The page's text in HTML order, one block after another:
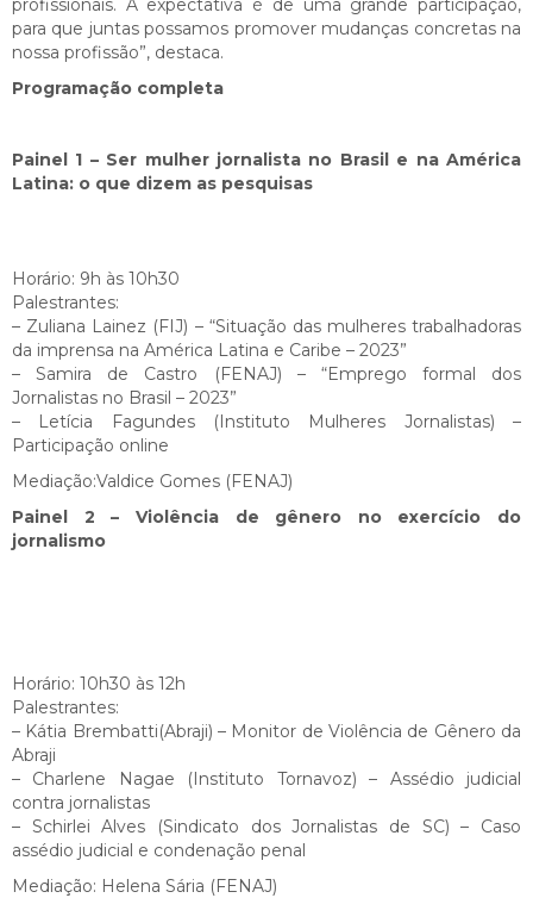
profissionais. A expectativa é de uma grande participação,
para que juntas possamos promover mudanças concretas na
nossa profissão”, destaca.
Programação completa
Painel 1 – Ser mulher jornalista no Brasil e na América
Latina: o que dizem as pesquisas
Horário: 9h às 10h30
Palestrantes:
– Zuliana Lainez (FIJ) – “Situação das mulheres trabalhadoras
da imprensa na América Latina e Caribe – 2023”
– Samira de Castro (FENAJ) – “Emprego formal dos
Jornalistas no Brasil – 2023”
– Letícia Fagundes (Instituto Mulheres Jornalistas) –
Participação online
Mediação:Valdice Gomes (FENAJ)
Painel 2 – Violência de gênero no exercício do
jornalismo
Horário: 10h30 às 12h
Palestrantes:
– Kátia Brembatti(Abraji) – Monitor de Violência de Gênero da
Abraji
– Charlene Nagae (Instituto Tornavoz) – Assédio judicial
contra jornalistas
– Schirlei Alves (Sindicato dos Jornalistas de SC) – Caso
assédio judicial e condenação penal
Mediação: Helena Sária (FENAJ)